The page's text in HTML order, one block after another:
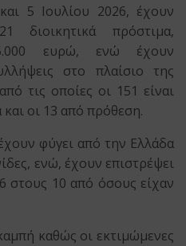
5 Ιουλίου 2026, έχουν
διοικητικά πρόστιμα,
ευρώ, ενώ έχουν
στο πλαίσιο της
τις οποίες οι 151 είναι
και οι 13 από πρόθεση.
φύγει από την Ελλάδα
ενώ, έχουν επιστρέψει
στους 10 από όσους είχαν
καθώς οι εκτιμώμενες